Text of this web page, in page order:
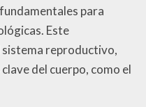
para
Este
reproductivo,
del cuerpo, como el